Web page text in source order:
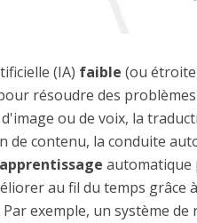
(IA) faible (ou
résoudre des
ou de voix, la
de contenu, la conduite
automatique
au fil du temps grâce
exemple, un système